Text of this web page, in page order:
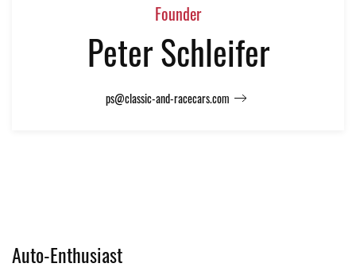
Founder
Peter Schleifer
ps@classic-and-racecars.com
Auto-Enthusiast